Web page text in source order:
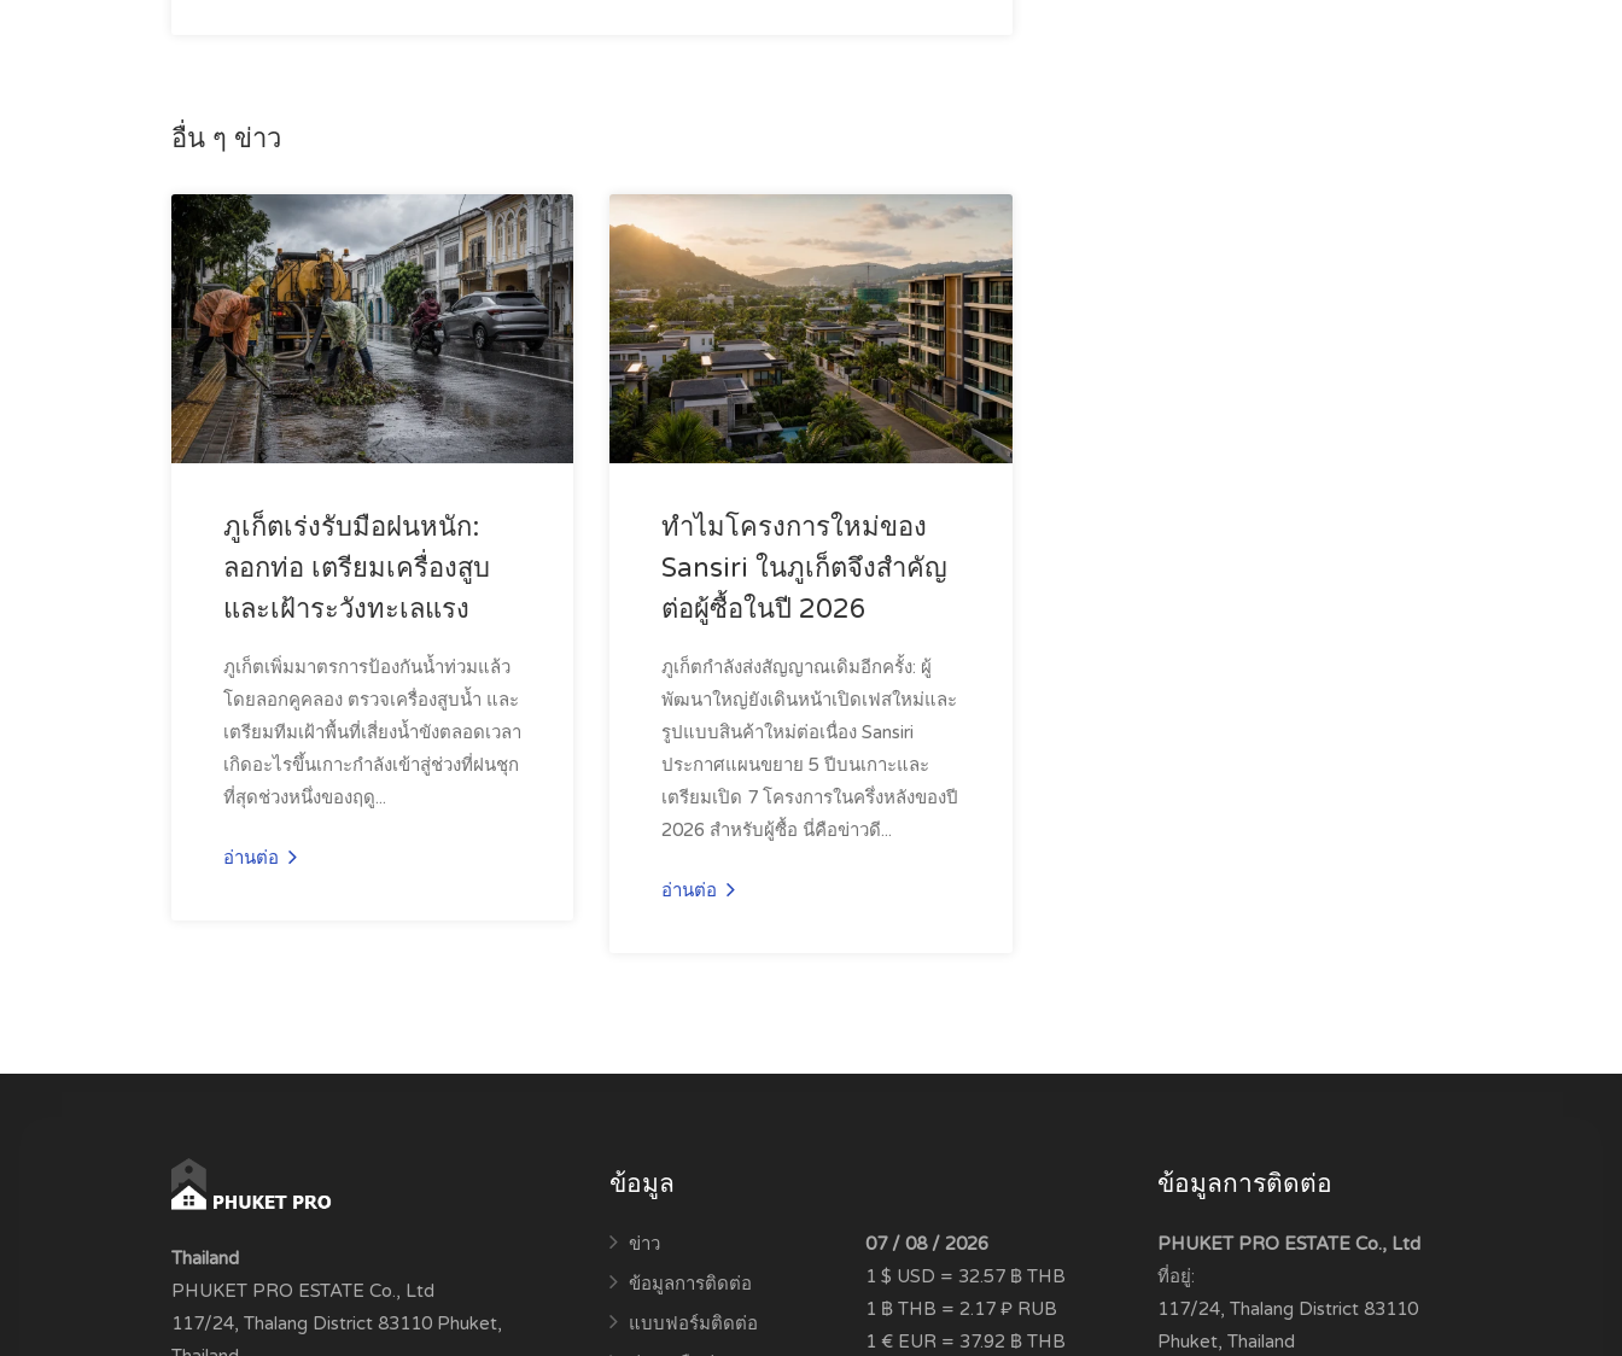
อื่น ๆ ข่าว
ภูเก็ตเร่งรับมือฝนหนัก:
ลอกท่อ เตรียมเครื่องสูบ
และเฝ้าระวังทะเลแรง
ภูเก็ตเพิ่มมาตรการป้องกันน้ำท่วมแล้ว
โดยลอกคูคลอง ตรวจเครื่องสูบน้ำ และ
เตรียมทีมเฝ้าพื้นที่เสี่ยงน้ำขังตลอดเวลา
เกิดอะไรขึ้นเกาะกำลังเข้าสู่ช่วงที่ฝนชุก
ที่สุดช่วงหนึ่งของฤดู...
อ่านต่อ
ทำไมโครงการใหม่ของ
Sansiri ในภูเก็ตจึงสำคัญ
ต่อผู้ซื้อในปี 2026
ภูเก็ตกำลังส่งสัญญาณเดิมอีกครั้ง: ผู้
พัฒนาใหญ่ยังเดินหน้าเปิดเฟสใหม่และ
รูปแบบสินค้าใหม่ต่อเนื่อง Sansiri
ประกาศแผนขยาย 5 ปีบนเกาะและ
เตรียมเปิด 7 โครงการในครึ่งหลังของปี
2026 สำหรับผู้ซื้อ นี่คือข่าวดี...
อ่านต่อ
Thailand
PHUKET PRO ESTATE Co., Ltd
117/24, Thalang District 83110 Phuket,
ข้อมูล
ข่าว
ข้อมูลการติดต่อ
แบบฟอร์มติดต่อ
07 / 08 / 2026
1 $ USD = 32.57 ฿ THB
1 ฿ THB = 2.17 ₽ RUB
1 € EUR = 37.92 ฿ THB
ข้อมูลการติดต่อ
PHUKET PRO ESTATE Co., Ltd
ที่อยู่:
117/24, Thalang District 83110
Phuket, Thailand